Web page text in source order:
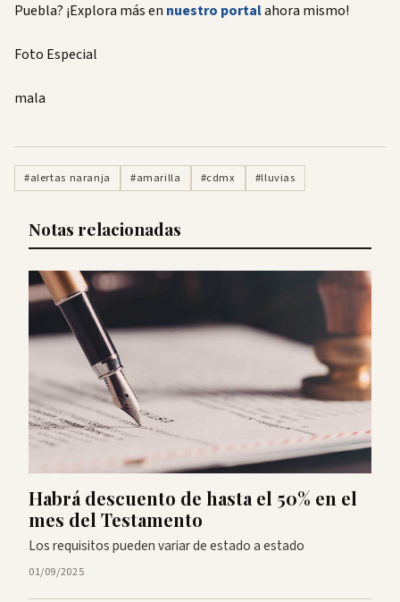
Puebla? ¡Explora más en nuestro portalahora mismo!
Foto Especial
mala
#alertas naranja #amarilla #cdmx #lluvias
Notas relacionadas
Habrá descuento de hasta el 50% en el
mes del Testamento
Los requisitos pueden variar de estado a estado
01/09/2025